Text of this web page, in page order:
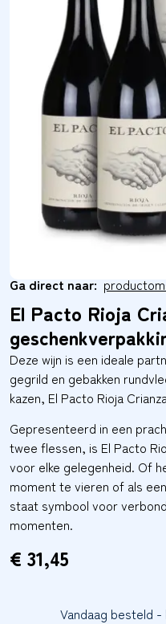
Ga direct naar:
El Pacto Rioja
Deze wijn is een ideale
gegrild en gebakken
kazen, El Pacto Rioja
Gepresenteerd in een
twee flessen, is El Pacto
voor elke gelegenheid. Of
moment te vieren of als
staat symbool voor
momenten.
€ 31,45
Vandaag besteld -